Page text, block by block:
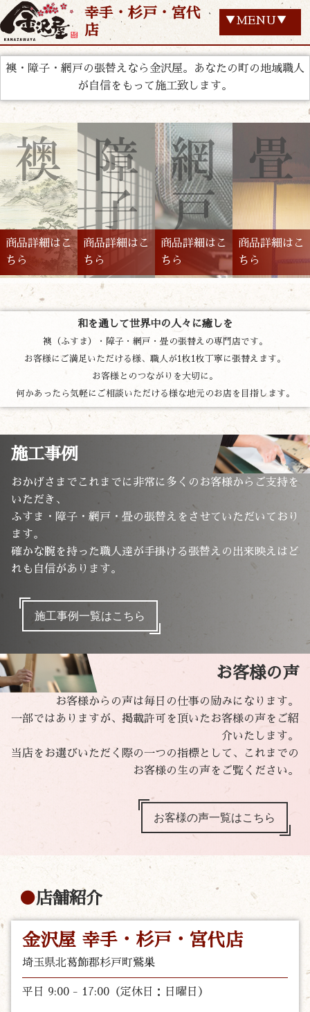
幸手・杉戸・宮代
店
▼MENU▼
襖・障子・網戸の張替えなら金沢屋。あなたの町の地域職人
が自信をもって施工致します。
商品詳細はこ
ちら
商品詳細はこ
ちら
商品詳細はこ
ちら
商品詳細はこ
ちら
和を通して世界中の人々に癒しを
襖（ふすま）・障子・網戸・畳の張替えの専門店です。
お客様にご満足いただける様、職人が1枚1枚丁寧に張替えます。
お客様とのつながりを大切に。
何かあったら気軽にご相談いただける様な地元のお店を目指します。
施工事例
おかげさまでこれまでに非常に多くのお客様からご支持を
いただき、
ふすま・障子・網戸・畳の張替えをさせていただいており
ます。
確かな腕を持った職人達が手掛ける張替えの出来映えはど
れも自信があります。
施工事例一覧はこちら
お客様の声
お客様からの声は毎日の仕事の励みになります。
一部ではありますが、掲載許可を頂いたお客様の声をご紹
介いたします。
当店をお選びいただく際の一つの指標として、これまでの
お客様の生の声をご覧ください。
お客様の声一覧はこちら
店舗紹介
金沢屋 幸手・杉戸・宮代店
埼玉県北葛飾郡杉戸町鷲巣
平日 9:00 - 17:00（定休日：日曜日）